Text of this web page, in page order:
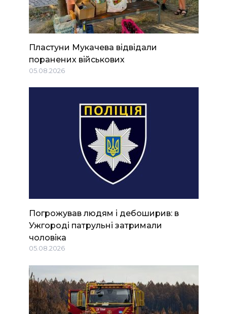
Пластуни Мукачева відвідали
поранених військових
05.08.2026
Погрожував людям і дебоширив: в
Ужгороді патрульні затримали
чоловіка
05.08.2026